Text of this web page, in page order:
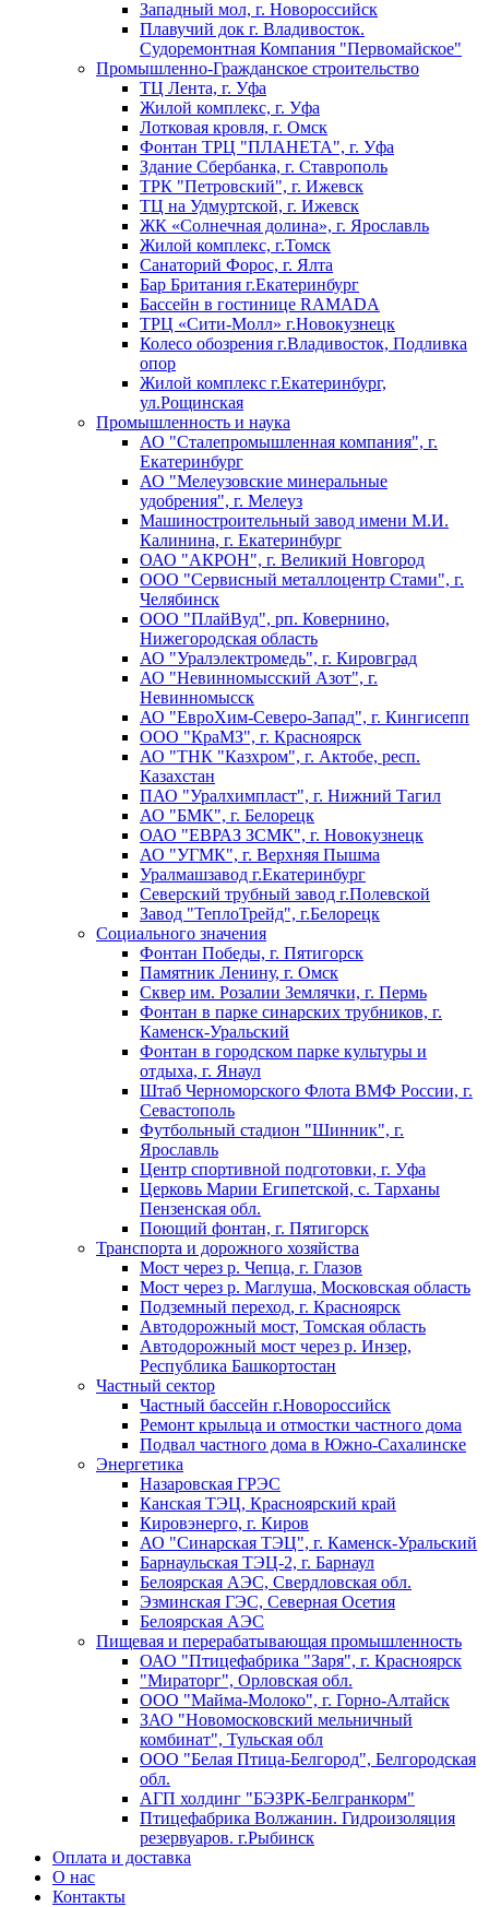
Западный мол, г. Новороссийск
Плавучий док г. Владивосток.
Судоремонтная Компания "Первомайское"
Промышленно-Гражданское строительство
ТЦ Лента, г. Уфа
Жилой комплекс, г. Уфа
Лотковая кровля, г. Омск
Фонтан ТРЦ "ПЛАНЕТА", г. Уфа
Здание Сбербанка, г. Ставрополь
ТРК "Петровский", г. Ижевск
ТЦ на Удмуртской, г. Ижевск
ЖК «Солнечная долина», г. Ярославль
Жилой комплекс, г.Томск
Санаторий Форос, г. Ялта
Бар Британия г.Екатеринбург
Бассейн в гостинице RAMADA
ТРЦ «Сити-Молл» г.Новокузнецк
Колесо обозрения г.Владивосток, Подливка
опор
Жилой комплекс г.Екатеринбург,
ул.Рощинская
Промышленность и наука
АО "Сталепромышленная компания", г.
Екатеринбург
АО "Мелеузовские минеральные
удобрения", г. Мелеуз
Машиностроительный завод имени М.И.
Калинина, г. Екатеринбург
ОАО "АКРОН", г. Великий Новгород
ООО "Сервисный металлоцентр Стами", г.
Челябинск
ООО "ПлайВуд", рп. Ковернино,
Нижегородская область
АО "Уралэлектромедь", г. Кировград
АО "Невинномысский Азот", г.
Невинномысск
АО "ЕвроХим-Северо-Запад", г. Кингисепп
ООО "КраМЗ", г. Красноярск
АО "ТНК "Казхром", г. Актобе, респ.
Казахстан
ПАО "Уралхимпласт", г. Нижний Тагил
АО "БМК", г. Белорецк
ОАО "ЕВРАЗ ЗСМК", г. Новокузнецк
АО "УГМК", г. Верхняя Пышма
Уралмашзавод г.Екатеринбург
Северский трубный завод г.Полевской
Завод "ТеплоТрейд", г.Белорецк
Социального значения
Фонтан Победы, г. Пятигорск
Памятник Ленину, г. Омск
Сквер им. Розалии Землячки, г. Пермь
Фонтан в парке синарских трубников, г.
Каменск-Уральский
Фонтан в городском парке культуры и
отдыха, г. Янаул
Штаб Черноморского Флота ВМФ России, г.
Севастополь
Футбольный стадион "Шинник", г.
Ярославль
Центр спортивной подготовки, г. Уфа
Церковь Марии Египетской, с. Тарханы
Пензенская обл.
Поющий фонтан, г. Пятигорск
Транспорта и дорожного хозяйства
Мост через р. Чепца, г. Глазов
Мост через р. Маглуша, Московская область
Подземный переход, г. Красноярск
Автодорожный мост, Томская область
Автодорожный мост через р. Инзер,
Республика Башкортостан
Частный сектор
Частный бассейн г.Новороссийск
Ремонт крыльца и отмостки частного дома
Подвал частного дома в Южно-Сахалинске
Энергетика
Назаровская ГРЭС
Канская ТЭЦ, Красноярский край
Кировэнерго, г. Киров
АО "Синарская ТЭЦ", г. Каменск-Уральский
Барнаульская ТЭЦ-2, г. Барнаул
Белоярская АЭС, Свердловская обл.
Эзминская ГЭС, Северная Осетия
Белоярская АЭС
Пищевая и перерабатывающая промышленность
ОАО "Птицефабрика "Заря", г. Красноярск
"Мираторг", Орловская обл.
ООО "Майма-Молоко", г. Горно-Алтайск
ЗАО "Новомосковский мельничный
комбинат", Тульская обл
ООО "Белая Птица-Белгород", Белгородская
обл.
АГП холдинг "БЭЗРК-Белгранкорм"
Птицефабрика Волжанин. Гидроизоляция
резервуаров. г.Рыбинск
Оплата и доставка
О нас
Контакты